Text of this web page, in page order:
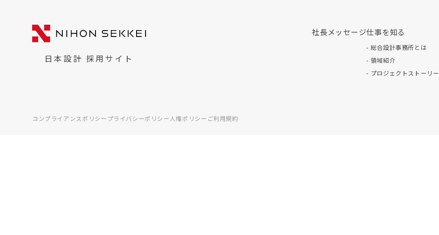
日本設計 採用サイト
社長メッセージ仕事を知る
- 総合設計事務所とは
- 領域紹介
- プロジェクトストーリー
コンプライアンスポリシープライバシーポリシー 人権ポリシー ご利用規約